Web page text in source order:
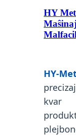
HY
HY-